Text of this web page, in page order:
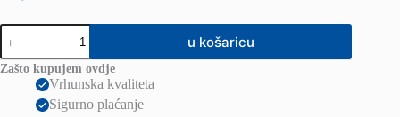
TORINO
zidna
crna
230V
u košaricu
Zašto kupujem ovdje
Vrhunska kvaliteta
Sigurno plaćanje